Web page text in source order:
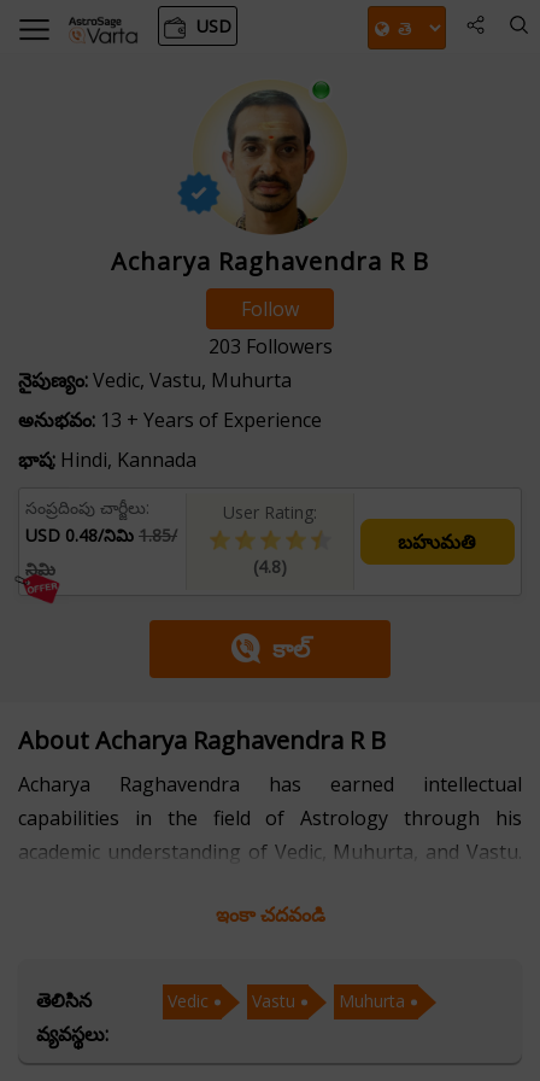
USD
Acharya Raghavendra R B
Follow
203 Followers
నైపుణ్యం:Vedic, Vastu, Muhurta
అనుభవం: 13 + Years of Experience
భాష: Hindi, Kannada
సంప్రదింపు చార్జీలు:
USD 0.48/నిమి 1.85/
నిమి
User Rating:
(4.8)
బహుమతి
కాల్
About Acharya Raghavendra R B
Acharya Raghavendra has earned intellectual
capabilities in the field of Astrology through his
academic understanding of Vedic, Muhurta, and Vastu.
potent branches of Astrology. He handles all of his
Raghavendra consistently presents a clear image to his
clients and never hesitates to bring up the most
important issues in their lives. He provides excellent
ఇంకా చదవండి
తెలిసిన
వ్యవస్థలు:
Vedic Vastu Muhurta